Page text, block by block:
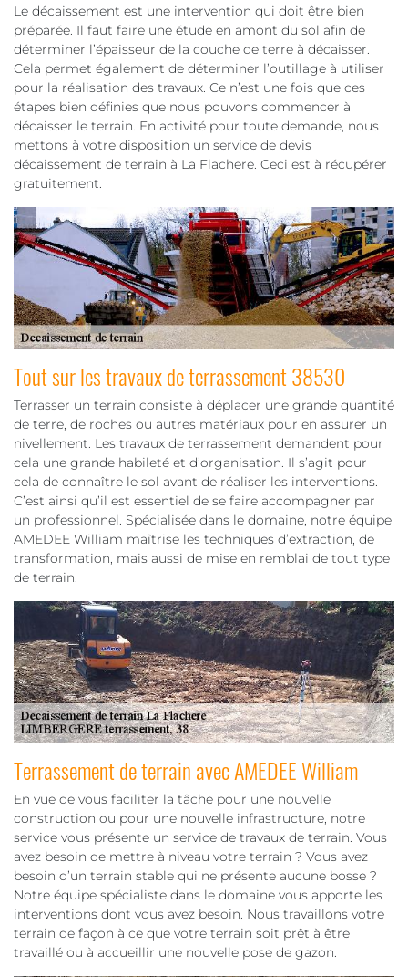
Le décaissement est une intervention qui doit être bien
préparée. Il faut faire une étude en amont du sol afin de
déterminer l’épaisseur de la couche de terre à décaisser.
Cela permet également de déterminer l’outillage à utiliser
pour la réalisation des travaux. Ce n’est une fois que ces
étapes bien définies que nous pouvons commencer à
décaisser le terrain. En activité pour toute demande, nous
mettons à votre disposition un service de devis
décaissement de terrain à La Flachere. Ceci est à récupérer
gratuitement.
Tout sur les travaux de terrassement 38530
Terrasser un terrain consiste à déplacer une grande quantité
de terre, de roches ou autres matériaux pour en assurer un
nivellement. Les travaux de terrassement demandent pour
cela une grande habileté et d’organisation. Il s’agit pour
cela de connaître le sol avant de réaliser les interventions.
C’est ainsi qu’il est essentiel de se faire accompagner par
un professionnel. Spécialisée dans le domaine, notre équipe
AMEDEE William maîtrise les techniques d’extraction, de
transformation, mais aussi de mise en remblai de tout type
de terrain.
Terrassement de terrain avec AMEDEE William
En vue de vous faciliter la tâche pour une nouvelle
construction ou pour une nouvelle infrastructure, notre
service vous présente un service de travaux de terrain. Vous
avez besoin de mettre à niveau votre terrain ? Vous avez
besoin d’un terrain stable qui ne présente aucune bosse ?
Notre équipe spécialiste dans le domaine vous apporte les
interventions dont vous avez besoin. Nous travaillons votre
terrain de façon à ce que votre terrain soit prêt à être
travaillé ou à accueillir une nouvelle pose de gazon.